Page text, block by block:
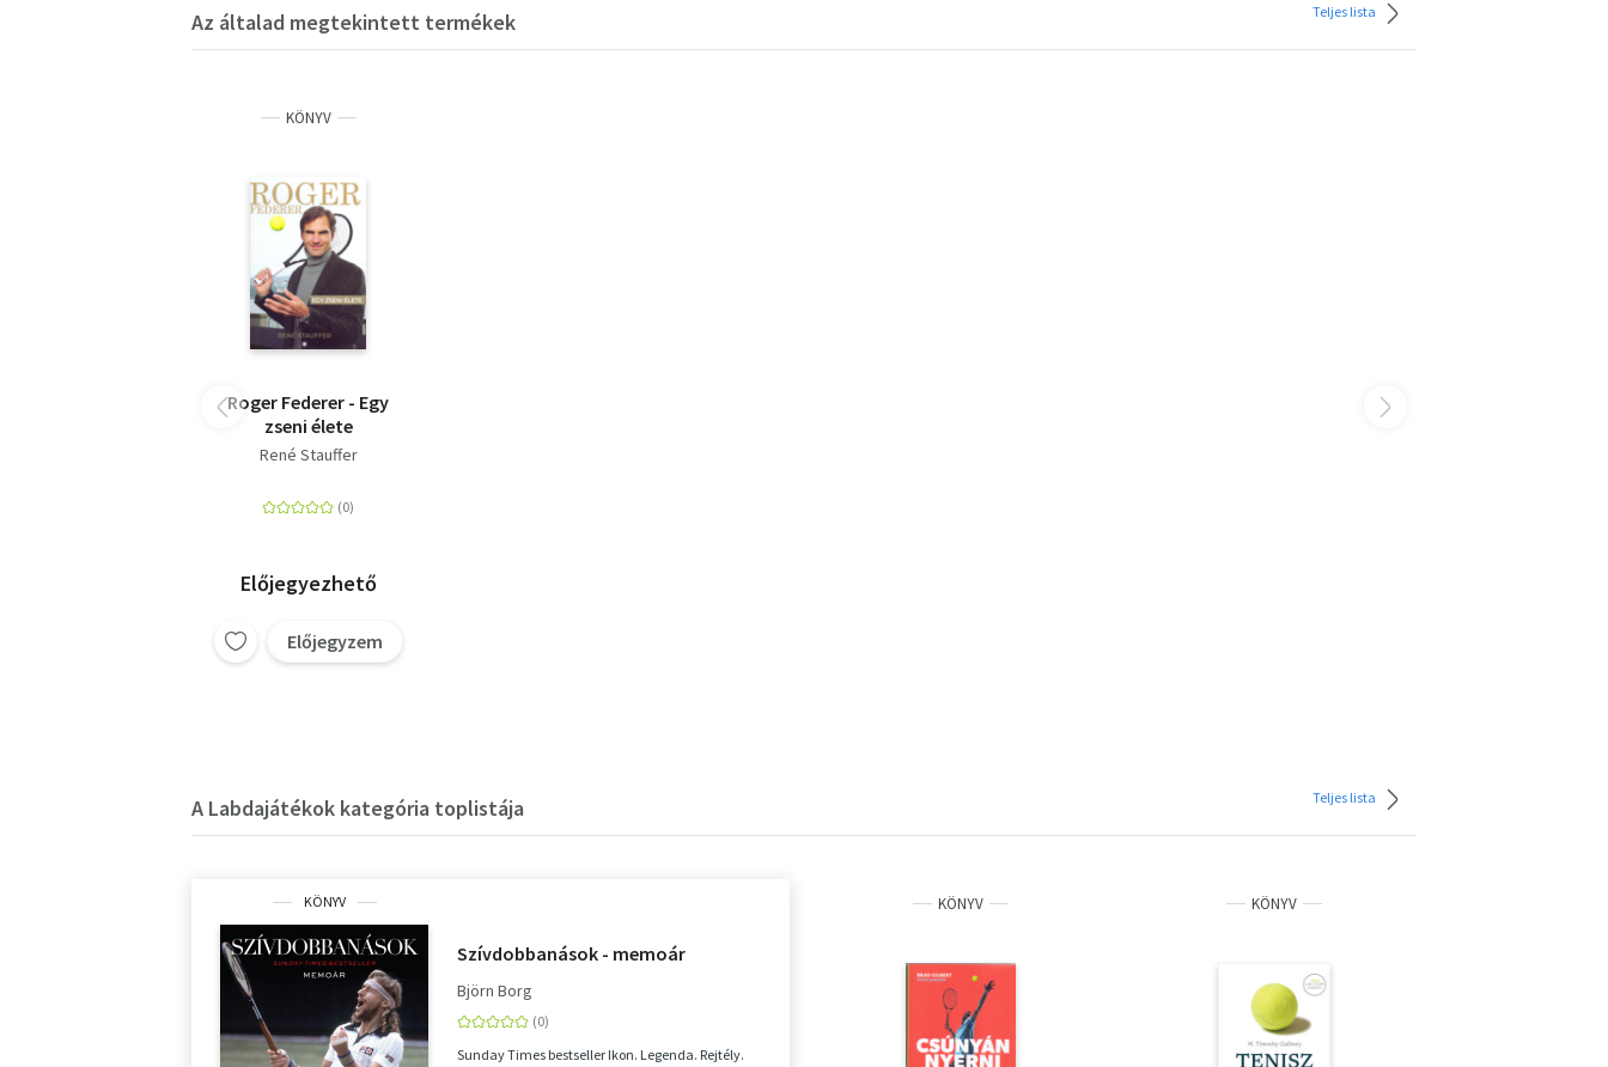
Az általad megtekintett termékek Teljes lista
KÖNYV
Roger Federer - Egy
zseni élete
René Stauffer
Előjegyezhető
Előjegyzem
A Labdajátékok kategória toplistája Teljes lista
KÖNYV
Szívdobbanások - memoár
Björn Borg
Sunday Times bestseller Ikon. Legenda. Rejtély.
KÖNYV KÖNYV